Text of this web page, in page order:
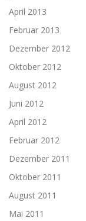
April 2013
Februar 2013
Dezember 2012
Oktober 2012
August 2012
Juni 2012
April 2012
Februar 2012
Dezember 2011
Oktober 2011
August 2011
Mai 2011